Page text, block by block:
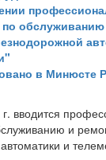
обслуживанию
в Минюсте
вводится
и
и